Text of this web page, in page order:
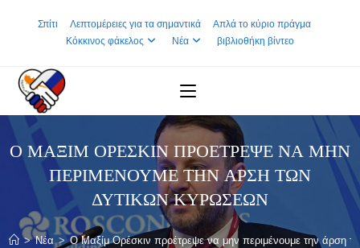
Σπίτι Λεπτομέρειες για τα σημαντικά
Απλά το κύριο πράγμα
Κόκκινος φάκελος
Νέα βιβλιοθήκη βίντεο
Ο ΜΑΞΊΜ ΟΡΈΣΚΙΝ ΠΡΟΈΤΡΕΨΕ ΝΑ ΜΗΝ
ΠΕΡΙΜΈΝΟΥΜΕ ΤΗΝ ΆΡΣΗ ΤΩΝ
ΔΥΤΙΚΏΝ ΚΥΡΏΣΕΩΝ
> Νέα > Ο Μαξίμ Ορέσκιν προέτρεψε να μην περιμένουμε την άρση